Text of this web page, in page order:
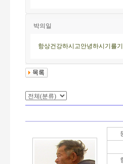
박의일
항상건강하시고안녕하시기를